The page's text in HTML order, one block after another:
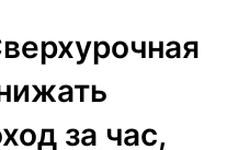
за час,